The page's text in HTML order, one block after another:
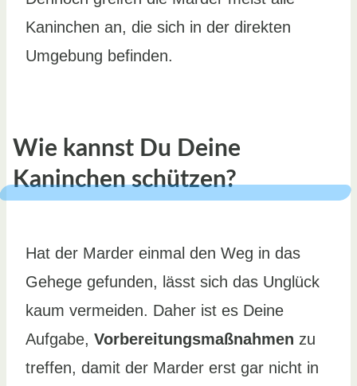
Kaninchen an, die sich in der direkten
Umgebung befinden.
Wie kannst Du Deine
Kaninchen schützen?
Hat der Marder einmal den Weg in das
Gehege gefunden, lässt sich das Unglück
kaum vermeiden. Daher ist es Deine
Aufgabe, Vorbereitungsmaßnahmen zu
treffen, damit der Marder erst gar nicht in